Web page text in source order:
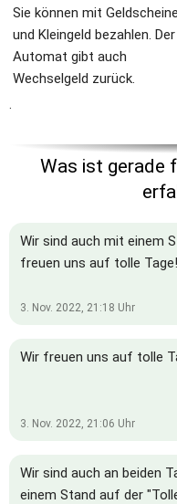
Sie können mit
und Kleingeld bezahlen. Der
Automat gibt auch
Wechselgeld zurück.
Was ist gerade
Wir sind auch mit einem
freuen uns auf tolle Tage!
3. Nov. 2022, 21:18 Uhr
Wir freuen uns auf tolle
3. Nov. 2022, 21:06 Uhr
Wir sind auch an beiden
einem Stand auf der "Tollen